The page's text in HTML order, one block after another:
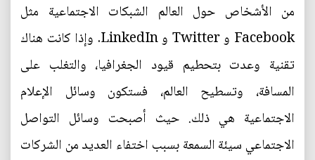
من الأشخاص حول العالم الشبكات الاجتماعية مثل
Facebook و Twitter و LinkedIn. وإذا كانت هناك
تقنية وعدت بتحطيم قيود الجغرافيا، والتغلب على
المسافة، وتسطيح العالم، فستكون وسائل الإعلام
الاجتماعية هي ذلك. حيث أصبحت وسائل التواصل
الاجتماعي سيئة السمعة بسبب اختفاء العديد من الشركات